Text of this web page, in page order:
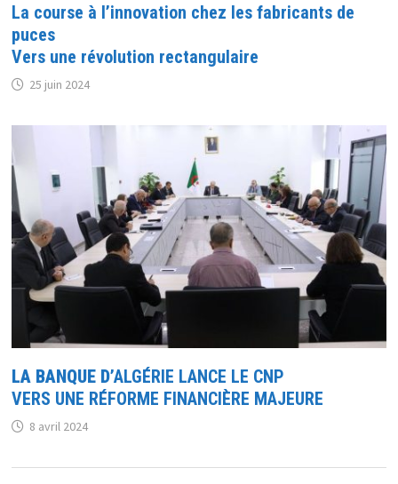
La course à l’innovation chez les fabricants de
puces
Vers une révolution rectangulaire
25 juin 2024
LA BANQUE D’ALGÉRIE LANCE LE CNP
VERS UNE RÉFORME FINANCIÈRE MAJEURE
8 avril 2024